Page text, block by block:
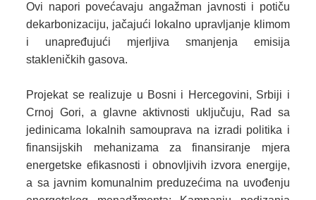
Ovi napori povećavaju angažman javnosti i potiču
dekarbonizaciju, jačajući lokalno upravljanje klimom
i unapređujući mjerljiva smanjenja emisija
stakleničkih gasova.
Projekat se realizuje u Bosni i Hercegovini, Srbiji i
Crnoj Gori, a glavne aktivnosti uključuju, Rad sa
jedinicama lokalnih samouprava na izradi politika i
finansijskih mehanizama za finansiranje mjera
energetske efikasnosti i obnovljivih izvora energije,
a sa javnim komunalnim preduzećima na uvođenju